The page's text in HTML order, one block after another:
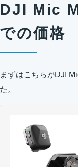
DJI Mic
での価格
まずはこちらがDJI
た。